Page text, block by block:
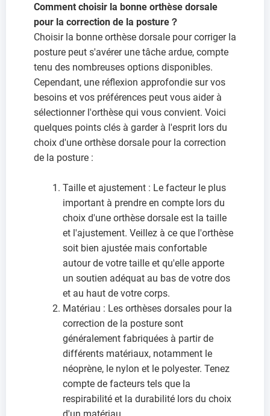
Comment choisir la bonne orthèse dorsale
pour la correction de la posture？
Choisir la bonne orthèse dorsale pour corriger la
posture peut s'avérer une tâche ardue, compte
tenu des nombreuses options disponibles.
Cependant, une réflexion approfondie sur vos
besoins et vos préférences peut vous aider à
sélectionner l'orthèse qui vous convient. Voici
quelques points clés à garder à l'esprit lors du
choix d'une orthèse dorsale pour la correction
de la posture :
Taille et ajustement : Le facteur le plus
important à prendre en compte lors du
choix d'une orthèse dorsale est la taille
et l'ajustement. Veillez à ce que l'orthèse
soit bien ajustée mais confortable
autour de votre taille et qu'elle apporte
un soutien adéquat au bas de votre dos
et au haut de votre corps.
Matériau : Les orthèses dorsales pour la
correction de la posture sont
généralement fabriquées à partir de
différents matériaux, notamment le
néoprène, le nylon et le polyester. Tenez
compte de facteurs tels que la
respirabilité et la durabilité lors du choix